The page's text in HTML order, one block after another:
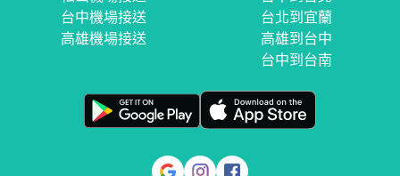
台中機場接送
高雄機場接送
台北到宜蘭
高雄到台中
台中到台南